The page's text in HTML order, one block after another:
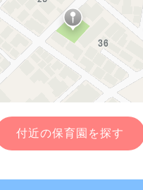
付近の保育園を探す